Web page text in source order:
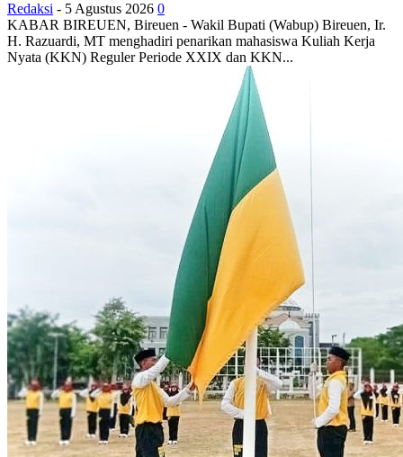
Redaksi - 5 Agustus 2026 0
KABAR BIREUEN, Bireuen - Wakil Bupati (Wabup) Bireuen, Ir.
H. Razuardi, MT menghadiri penarikan mahasiswa Kuliah Kerja
Nyata (KKN) Reguler Periode XXIX dan KKN...